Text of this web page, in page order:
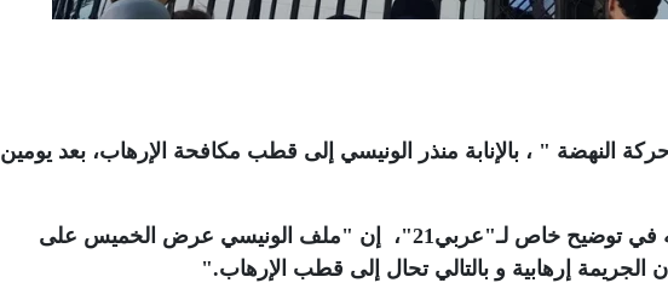
النهضة " ، بالإنابة منذر الونيسي إلى قطب مكافحة الإرهاب، بعد يومين
وقال محامي الدفاع فوزي جاب الله في توضيح خاص لـ"عربي21"، إن "ملف الونيسي عرض الخميس على
الجريمة إرهابية و بالتالي تحال إلى قطب الإرهاب".